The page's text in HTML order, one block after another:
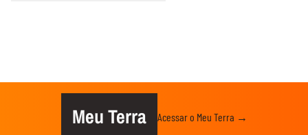
Meu Terra Acessar o Meu Terra →